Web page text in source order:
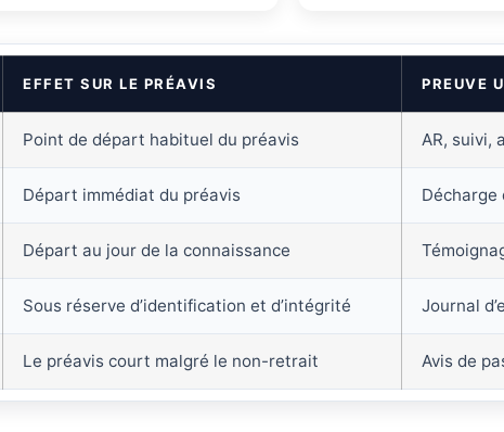
EFFET SUR LE PRÉAVIS PREUVE
Point de départ habituel du préavis AR, suivi,
Départ immédiat du préavis Décharge
Départ au jour de la connaissance
Sous réserve d’identification et d’intégrité Journal
Le préavis court malgré le non-retrait Avis de